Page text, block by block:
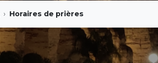
Horaires de prières